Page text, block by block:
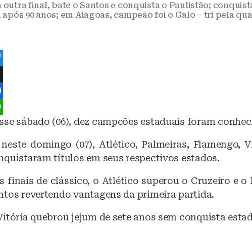
outra final, bate o Santos e conquista o Paulistão;
90 anos; em Alagoas, campeão foi o Galo – tri pela
sábado (06), dez campeões estaduais foram
domingo (07), Atlético, Palmeiras, Flamengo,
títulos em seus respectivos estados.
finais de clássico, o Atlético superou o Cruzeiro e o
revertendo vantagens da primeira partida.
quebrou jejum de sete anos sem conquista